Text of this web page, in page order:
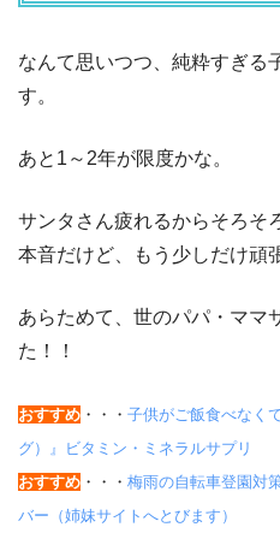
なんて思いつつ、純粋すぎる
す。
あと1～2年が限度かな。
サンタさん疲れるからそろそ
本音だけど、もう少しだけ頑
あらためて、世のパパ・ママ
た！！
おすすめ ・・・ 子供がご飯食べなく
グ）』ビタミン・ミネラルサプリ
おすすめ ・・・ 梅雨の自転車登園対
バー（姉妹サイトへとびます）